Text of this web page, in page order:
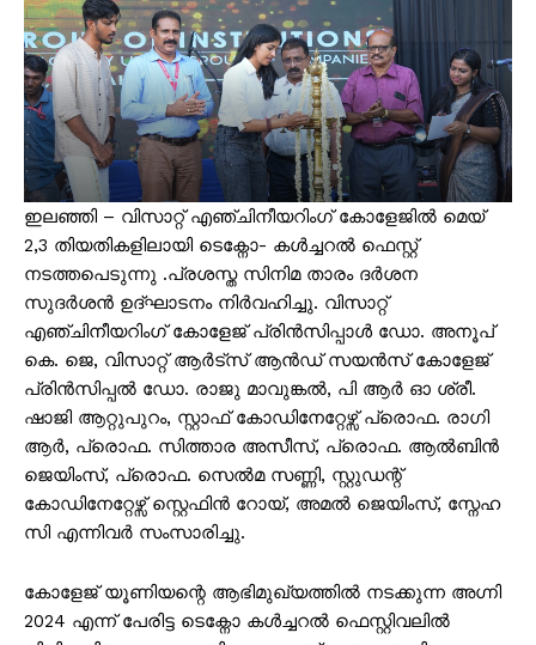
ഇലഞ്ഞി – വിസാറ്റ് എഞ്ചിനീയറിംഗ് കോളേജിൽ മെയ്
2,3 തിയതികളിലായി ടെക്നോ- കൾച്ചറൽ ഫെസ്റ്റ്
നടത്തപെടുന്നു .പ്രശസ്ത സിനിമ താരം ദർശന
സുദർശൻ ഉദ്ഘാടനം നിർവഹിച്ചു. വിസാറ്റ്
എഞ്ചിനീയറിംഗ് കോളേജ് പ്രിൻസിപ്പാൾ ഡോ. അനൂപ്
കെ. ജെ, വിസാറ്റ് ആർട്സ് ആൻഡ് സയൻസ് കോളേജ്
പ്രിൻസിപ്പൽ ഡോ. രാജു മാവുങ്കൽ, പി ആർ ഓ ശ്രീ.
ഷാജി ആറ്റുപുറം, സ്റ്റാഫ് കോഡിനേറ്റേഴ്സ് പ്രൊഫ. രാഗി
ആർ, പ്രൊഫ. സിത്താര അസീസ്, പ്രൊഫ. ആൽബിൻ
ജെയിംസ്, പ്രൊഫ. സെൽമ സണ്ണി, സ്റ്റുഡന്റ്
കോഡിനേറ്റേഴ്സ് സ്റ്റെഫിൻ റോയ്, അമൽ ജെയിംസ്, സ്നേഹ
സി എന്നിവർ സംസാരിച്ചു.
കോളേജ് യൂണിയന്റെ ആഭിമുഖ്യത്തിൽ നടക്കുന്ന അഗ്നി
2024 എന്ന് പേരിട്ട ടെക്നോ കൾച്ചറൽ ഫെസ്റ്റിവലിൽ